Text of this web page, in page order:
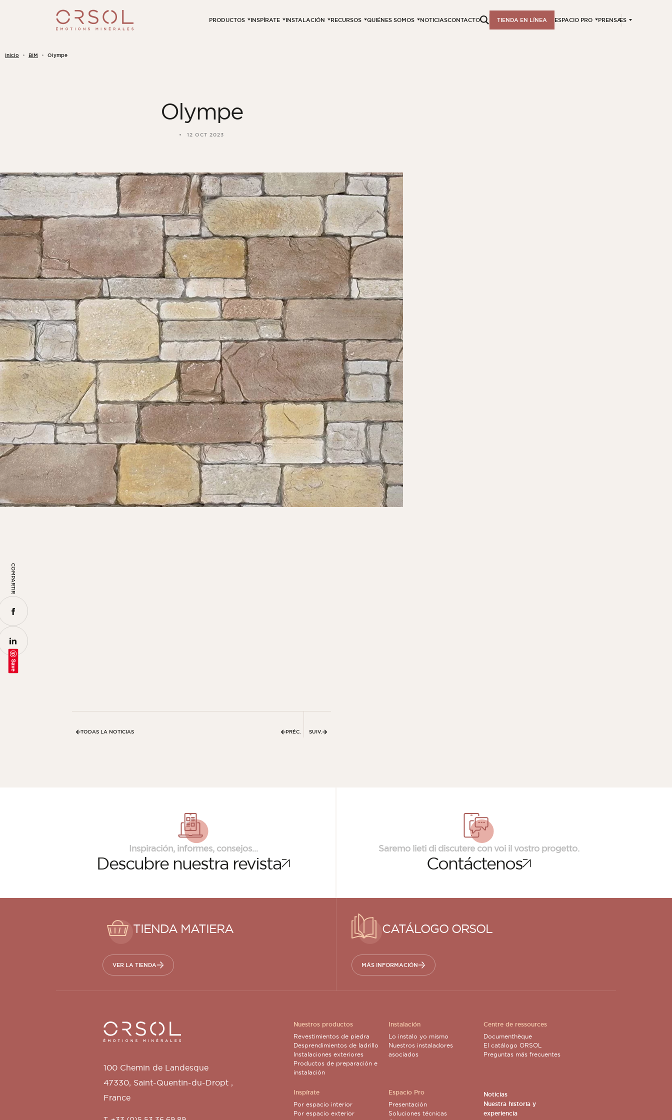
PRODUCTOS INSPÍRATE INSTALACIÓN RECURSOS QUIÉNES SOMOS NOTICIASCONTACTO TIENDA EN LÍNEA ESPACIO PRO PRENSAES
Inicio BIM Olympe
Olympe
12 OCT 2023
COMPARTIR
Save
TODAS LA NOTICIAS PRÉC. SUIV.
Inspiración, informes, consejos...
Descubrenuestra revista
Saremo lieti di discutere con voi il vostro progetto.
Contáctenos
TIENDA MATIERA
VER LA TIENDA
CATÁLOGO ORSOL
MÁS INFORMACIÓN
Orsol S.A.
100 Chemin de Landesque
47330, Saint-Quentin-du-Dropt ,
France
Nuestros productos
Revestimientos de piedra
Desprendimientos de ladrillo
Instalaciones exteriores
Productos de preparación e
instalación
Inspírate
Por espacio interior
Por espacio exterior
Instalación
Lo instalo yo mismo
Nuestros instaladores
asociados
Espacio Pro
Presentación
Soluciones técnicas
Centre de ressources
Documenthèque
El catálogo ORSOL
Preguntas más frecuentes
Noticias
Nuestra historia y
experiencia